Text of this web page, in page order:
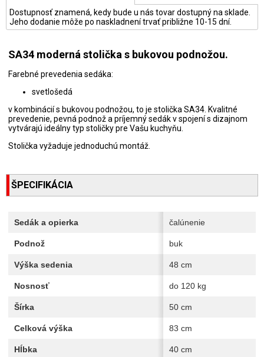
Dostupnosť znamená, kedy bude u nás tovar dostupný na sklade.
Jeho dodanie môže po naskladnení trvať približne 10-15 dní.
SA34 moderná stolička s bukovou podnožou.
Farebné prevedenia sedáka:
svetlošedá
v kombinácií s bukovou podnožou, to je stolička SA34. Kvalitné
prevedenie, pevná podnož a príjemný sedák v spojení s dizajnom
vytvárajú ideálny typ stoličky pre Vašu kuchyňu.
Stolička vyžaduje jednoduchú montáž.
ŠPECIFIKÁCIA
Sedák a opierka čalúnenie
Podnož buk
Výška sedenia 48 cm
Nosnosť do 120 kg
Šírka 50 cm
Celková výška 83 cm
Hĺbka 40 cm